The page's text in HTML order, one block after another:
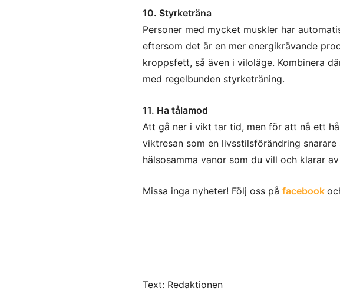
10. Styrketräna
Personer med mycket muskler har
eftersom det är en mer energikrävande
kroppsfett, så även i viloläge. Kombinera
med regelbunden styrketräning.
11. Ha tålamod
Att gå ner i vikt tar tid, men för att nå ett
viktresan som en livsstilsförändring
hälsosamma vanor som du vill och klarar
Missa inga nyheter! Följ oss på facebook
Text: Redaktionen